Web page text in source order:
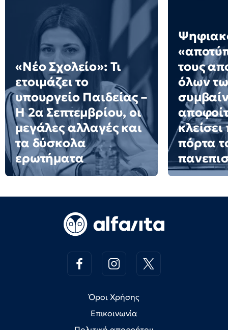
«Νέο Σχολείο»: Τι
ετοιμάζει το
υπουργείο Παιδείας –
Η 2α Σεπτεμβρίου, οι
μεγάλες αλλαγές και
τα δύσκολα
ερωτήματα
τους
όλων
πόρτα
Όροι Χρήσης
Επικοινωνία